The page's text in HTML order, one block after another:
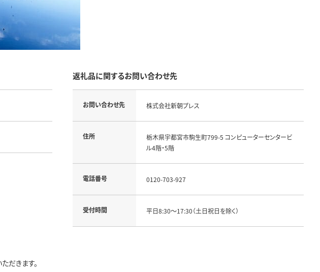
返礼品に関するお問い合わせ先
お問い合わせ先 株式会社新朝プレス
住所
栃木県宇都宮市駒生町799-5 コンピューターセンタービ
ル4階・5階
電話番号 0120-703-927
受付時間 平日8:30～17:30（土日祝日を除く）
だきます。